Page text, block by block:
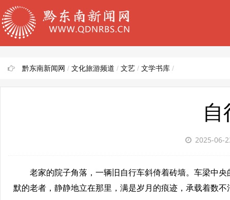
黔东南新闻网 / 文化旅游频道 / 文艺 / 文学书库 /
2025-06-
老家的院子角落，一辆旧自行车斜倚着砖墙。车梁中央
默的老者，静静地立在那里，满是岁月的痕迹，承载着数不